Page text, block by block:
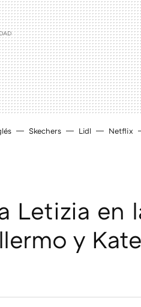
Skechers Lidl Netflix
Letizia en
y Kate